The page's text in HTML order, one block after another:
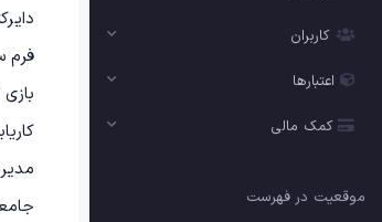
کاربران
اعتبارها
کمک مالی
موقعیت در فهرست
فرم